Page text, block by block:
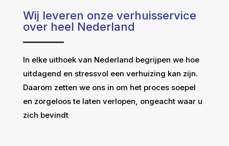
Wij leveren onze verhuisservice
over heel Nederland
In elke uithoek van Nederland begrijpen we hoe
uitdagend en stressvol een verhuizing kan zijn.
Daarom zetten we ons in om het proces soepel
en zorgeloos te laten verlopen, ongeacht waar u
zich bevindt